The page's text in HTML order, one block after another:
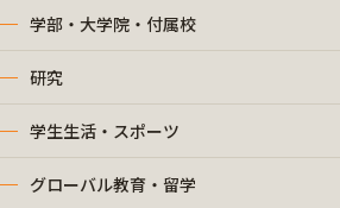
学部・大学院・付属校
研究
学生生活・スポーツ
グローバル教育・留学